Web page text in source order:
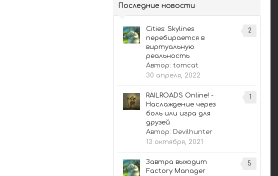
Последние новости
2
Cities: Skylines
перебирается в
виртуальную
реальность
Автор: tomcat
30 апреля, 2022
1
RAILROADS Online! -
Наслаждение через
боль или игра для
друзей
Автор: Devilhunter
13 октября, 2021
5
Завтра выходит
Factory Manager